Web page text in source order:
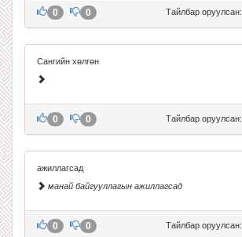
Тайлбар оруулсан:
0 0
Сангийн хөлгөн
Тайлбар оруулсан:
0 0
ажиллагсад
манай байгууллагын ажиллагсад
Тайлбар оруулсан:
0 0